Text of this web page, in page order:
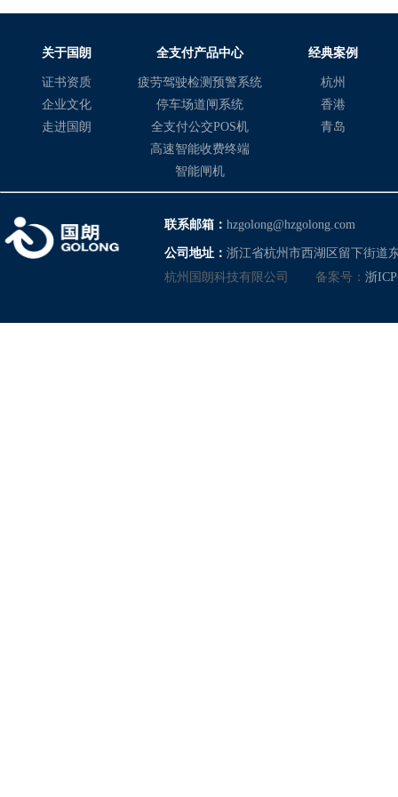
术产品、解决方案和服
集成领域的丰富经验和
0159-
关于国朗
证书资质
企业文化
走进国朗
全支付产品中心
疲劳驾驶检测预警系统
停车场道闸系统
全支付公交POS机
高速智能收费终端
智能闸机
经典案例
杭州
香港
青岛
联系邮箱： hzgolong@hzgolong.com
公司地址： 浙江省杭州市西湖区留下街道
杭州国朗科技有限公司
备案号： 浙